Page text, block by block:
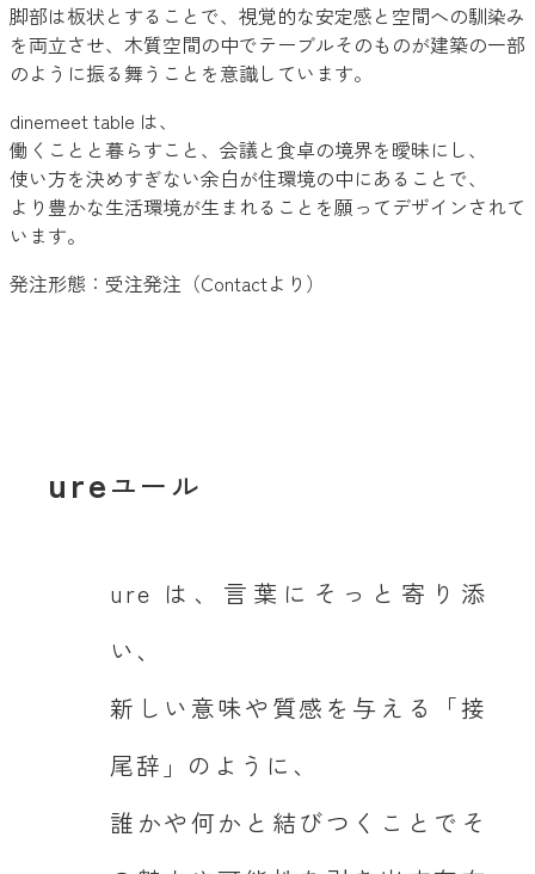
脚部は板状とすることで、視覚的な安定感と空間への馴染み
を両立させ、木質空間の中でテーブルそのものが建築の一部
のように振る舞うことを意識しています。
dinemeet table は、
働くことと暮らすこと、会議と食卓の境界を曖昧にし、
使い方を決めすぎない余白が住環境の中にあることで、
より豊かな生活環境が生まれることを願ってデザインされて
います。
発注形態：受注発注（Contactより）
ureユール
ure は、言葉にそっと寄り添
い、
新しい意味や質感を与える「接
尾辞」のように、
誰かや何かと結びつくことでそ